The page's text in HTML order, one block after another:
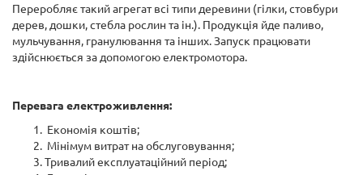
Переробляє такий агрегат всі типи деревини (гілки, стовбури
дерев, дошки, стебла рослин та ін.). Продукція йде паливо,
мульчування, гранулювання та інших. Запуск працювати
здійснюється за допомогою електромотора.
Перевага електроживлення:
Економія коштів;
Мінімум витрат на обслуговування;
Тривалий експлуатаційний період;